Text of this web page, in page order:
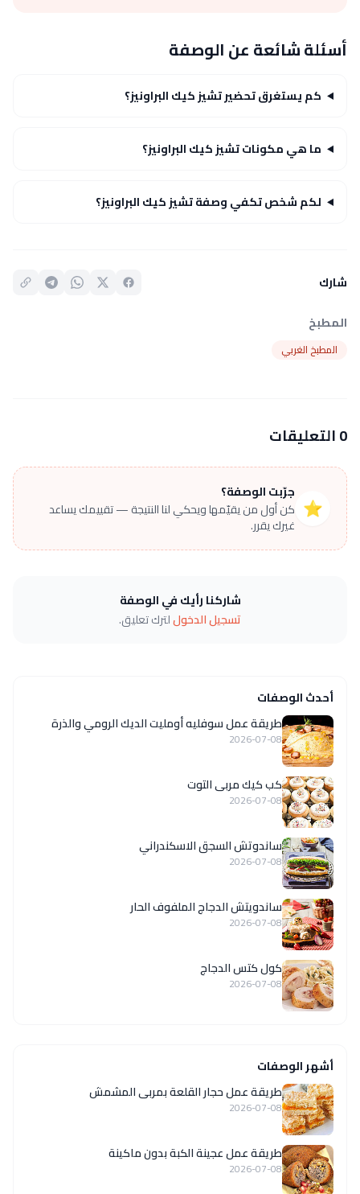
أسئلة شائعة عن الوصفة
كم يستغرق تحضير تشيز كيك البراونيز؟
ما هي مكونات تشيز كيك البراونيز؟
لكم شخص تكفي وصفة تشيز كيك البراونيز؟
شارك
المطبخ
المطبخ الغربي
0 التعليقات
⭐
جرّبت الوصفة؟
كن أول من يقيّمها ويحكي لنا النتيجة — تقييمك يساعد
غيرك يقرر.
شاركنا رأيك في الوصفة
تسجيل الدخوللترك تعليق.
أحدث الوصفات
طريقة عمل سوفليه أومليت الديك الرومي والذرة
2026-07-08
كب كيك مربى التوت
2026-07-08
ساندوتش السجق الاسكندراني
2026-07-08
ساندويتش الدجاج الملفوف الحار
2026-07-08
كول كتس الدجاج
2026-07-08
أشهر الوصفات
طريقة عمل حجار القلعة بمربى المشمش
2026-07-08
طريقة عمل عجينة الكبة بدون ماكينة
2026-07-08